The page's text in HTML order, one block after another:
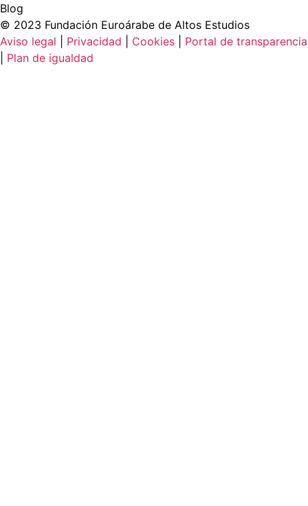
Blog
© 2023 Fundación Euroárabe de Altos Estudios
Aviso legal
Privacidad Cookies
Portal de transparencia
Plan de igualdad